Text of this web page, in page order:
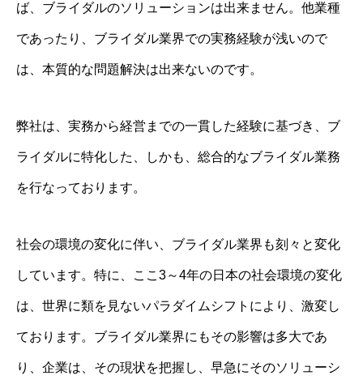
ば、ブライダルのソリューションは出来ません。他業種
であったり、ブライダル業界での実務経験が浅いので
は、本質的な問題解決は出来ないのです。
弊社は、実務から経営までの一貫した経験に基づき、ブ
ライダルに特化した、しかも、総合的なブライダル業務
を行なっております。
社会の環境の変化に伴い、ブライダル業界も刻々と変化
しています。特に、ここ3～4年の日本の社会環境の変化
は、世界に類を見ないパラダイムシフトにより、激変し
ております。ブライダル業界にもその影響は多大であ
り、企業は、その現状を把握し、早急にそのソリューシ